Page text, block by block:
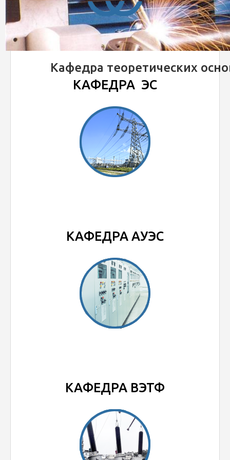
Кафедра теоретических
КАФЕДРА ЭС
КАФЕДРА АУЭС
КАФЕДРА ВЭТФ